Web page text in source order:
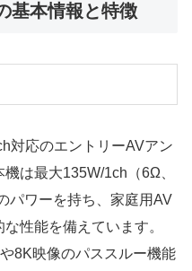
基本情報と特徴
対応のエントリーAVアン
は最大135W/1ch（6Ω、
パワーを持ち、家庭用AV
性能を備えています。
8K映像のパススルー機能